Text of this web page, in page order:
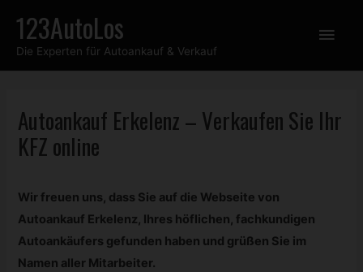
Inhalt
springen
123AutoLos
Die Experten für Autoankauf & Verkauf
Autoankauf Erkelenz – Verkaufen Sie Ihr
KFZonline
Wir freuen uns, dass Sie auf die Webseite von
Autoankauf Erkelenz, Ihres höflichen, fachkundigen
Autoankäufers gefunden haben und grüßen Sie im
Namen aller Mitarbeiter.